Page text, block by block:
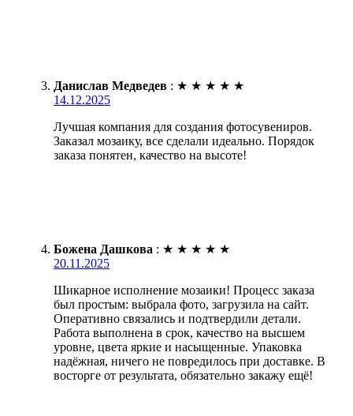
Данислав Медведев : ★ ★ ★ ★ ★
14.12.2025
Лучшая компания для создания фотосувениров.
Заказал мозаику, все сделали идеально. Порядок
заказа понятен, качество на высоте!
Божена Дашкова : ★ ★ ★ ★ ★
20.11.2025
Шикарное исполнение мозаики! Процесс заказа
был простым: выбрала фото, загрузила на сайт.
Оперативно связались и подтвердили детали.
Работа выполнена в срок, качество на высшем
уровне, цвета яркие и насыщенные. Упаковка
надёжная, ничего не повредилось при доставке. В
восторге от результата, обязательно закажу ещё!